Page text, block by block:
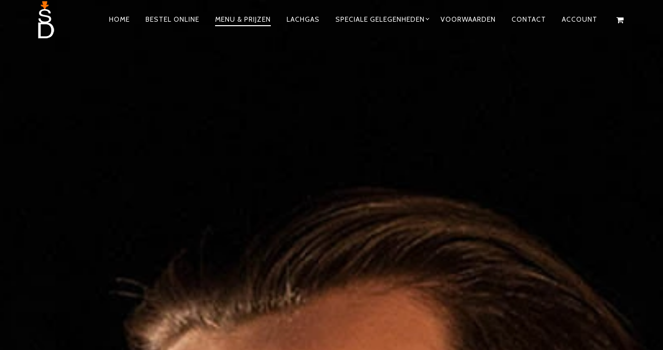
PRIMARY
HOME BESTEL ONLINE MENU & PRIJZEN LACHGAS SPECIALE GELEGENHEDEN VOORWAARDEN CONTACT ACCOUNT